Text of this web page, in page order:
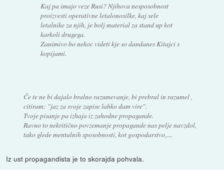
Kaj pa imajo veze Rusi? Njihova nesposobnost
proizvesti operativne letalonosilke, kaj sele
letalnike za njih, je bolj material za stand up kot
karkoli drugega.
Zanimivo bo nekoc videti kje so dandanes Kitajci s
kopijami.
Če te ne bi dajalo bralno razumevanje, bi prebral in razumel ,
citiram: "jaz za svoje zapise lahko dam vire".
Tvoje pisanje pa izhaja iz zahodne propagande.
Ravno to nekritično povzemanje propagande nas pelje navzdol,
tako glede mentalnih sposobnosti, kot gospodarstvo,....
Iz ust propagandista je to skorajda pohvala.